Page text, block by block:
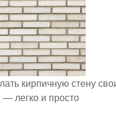
кирпичную стену
— легко и просто